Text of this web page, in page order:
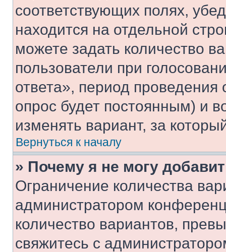
соответствующих полях,
находится на отдельной
можете задать количество
пользователи при
ответа», период проведения
опрос будет постоянным) и
изменять вариант, за
Вернуться к началу
» Почему я не могу
Ограничение количества
администратором
количество вариантов,
свяжитесь с